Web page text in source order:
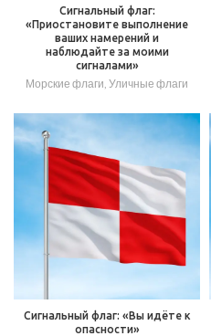
Сигнальный флаг:
«Приостановите выполнение
ваших намерений и
наблюдайте за моими
сигналами»
Морские флаги, Уличные флаги
Сигнальный флаг: «Вы идёте к
опасности»